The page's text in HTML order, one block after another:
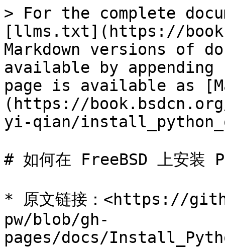
> For the complete
[llms.txt](https://
Markdown versions of
available by
page is available as
(https://
yi-qian/
# 如何在 FreeBSD 上安装
* 原文链接：<https://
pw/blob/gh-
pages/docs/